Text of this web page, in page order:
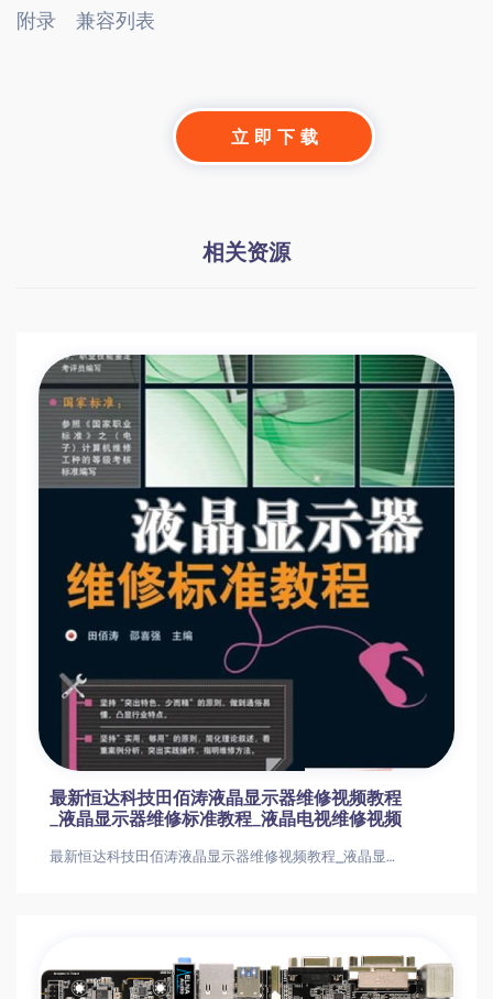
附录　兼容列表
立 即 下 载
相关资源
最新恒达科技田佰涛液晶显示器维修视频教程
_液晶显示器维修标准教程_液晶电视维修视频
最新恒达科技田佰涛液晶显示器维修视频教程_液晶显示器维修标准教程_液晶电视维修视频最新恒达科技田佰涛液晶显示器维修视频教程_液晶显示